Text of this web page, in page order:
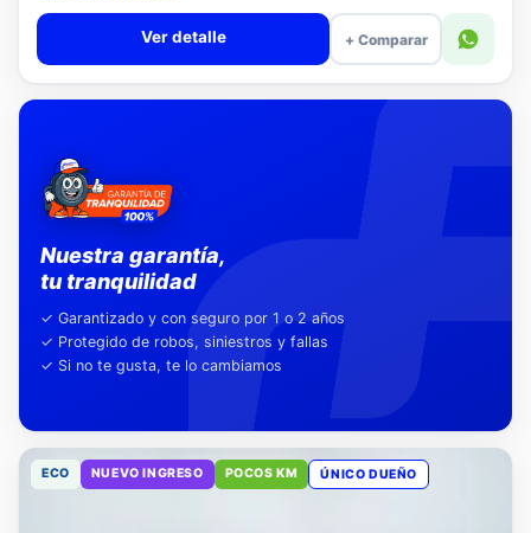
Valor cuota $352.239
+ Comparar
Nuestra garantía,
✓ Garantizado y con seguro por 1 o 2 años
✓ Protegido de robos, siniestros y fallas
NUEVO INGRESO POCOS KM